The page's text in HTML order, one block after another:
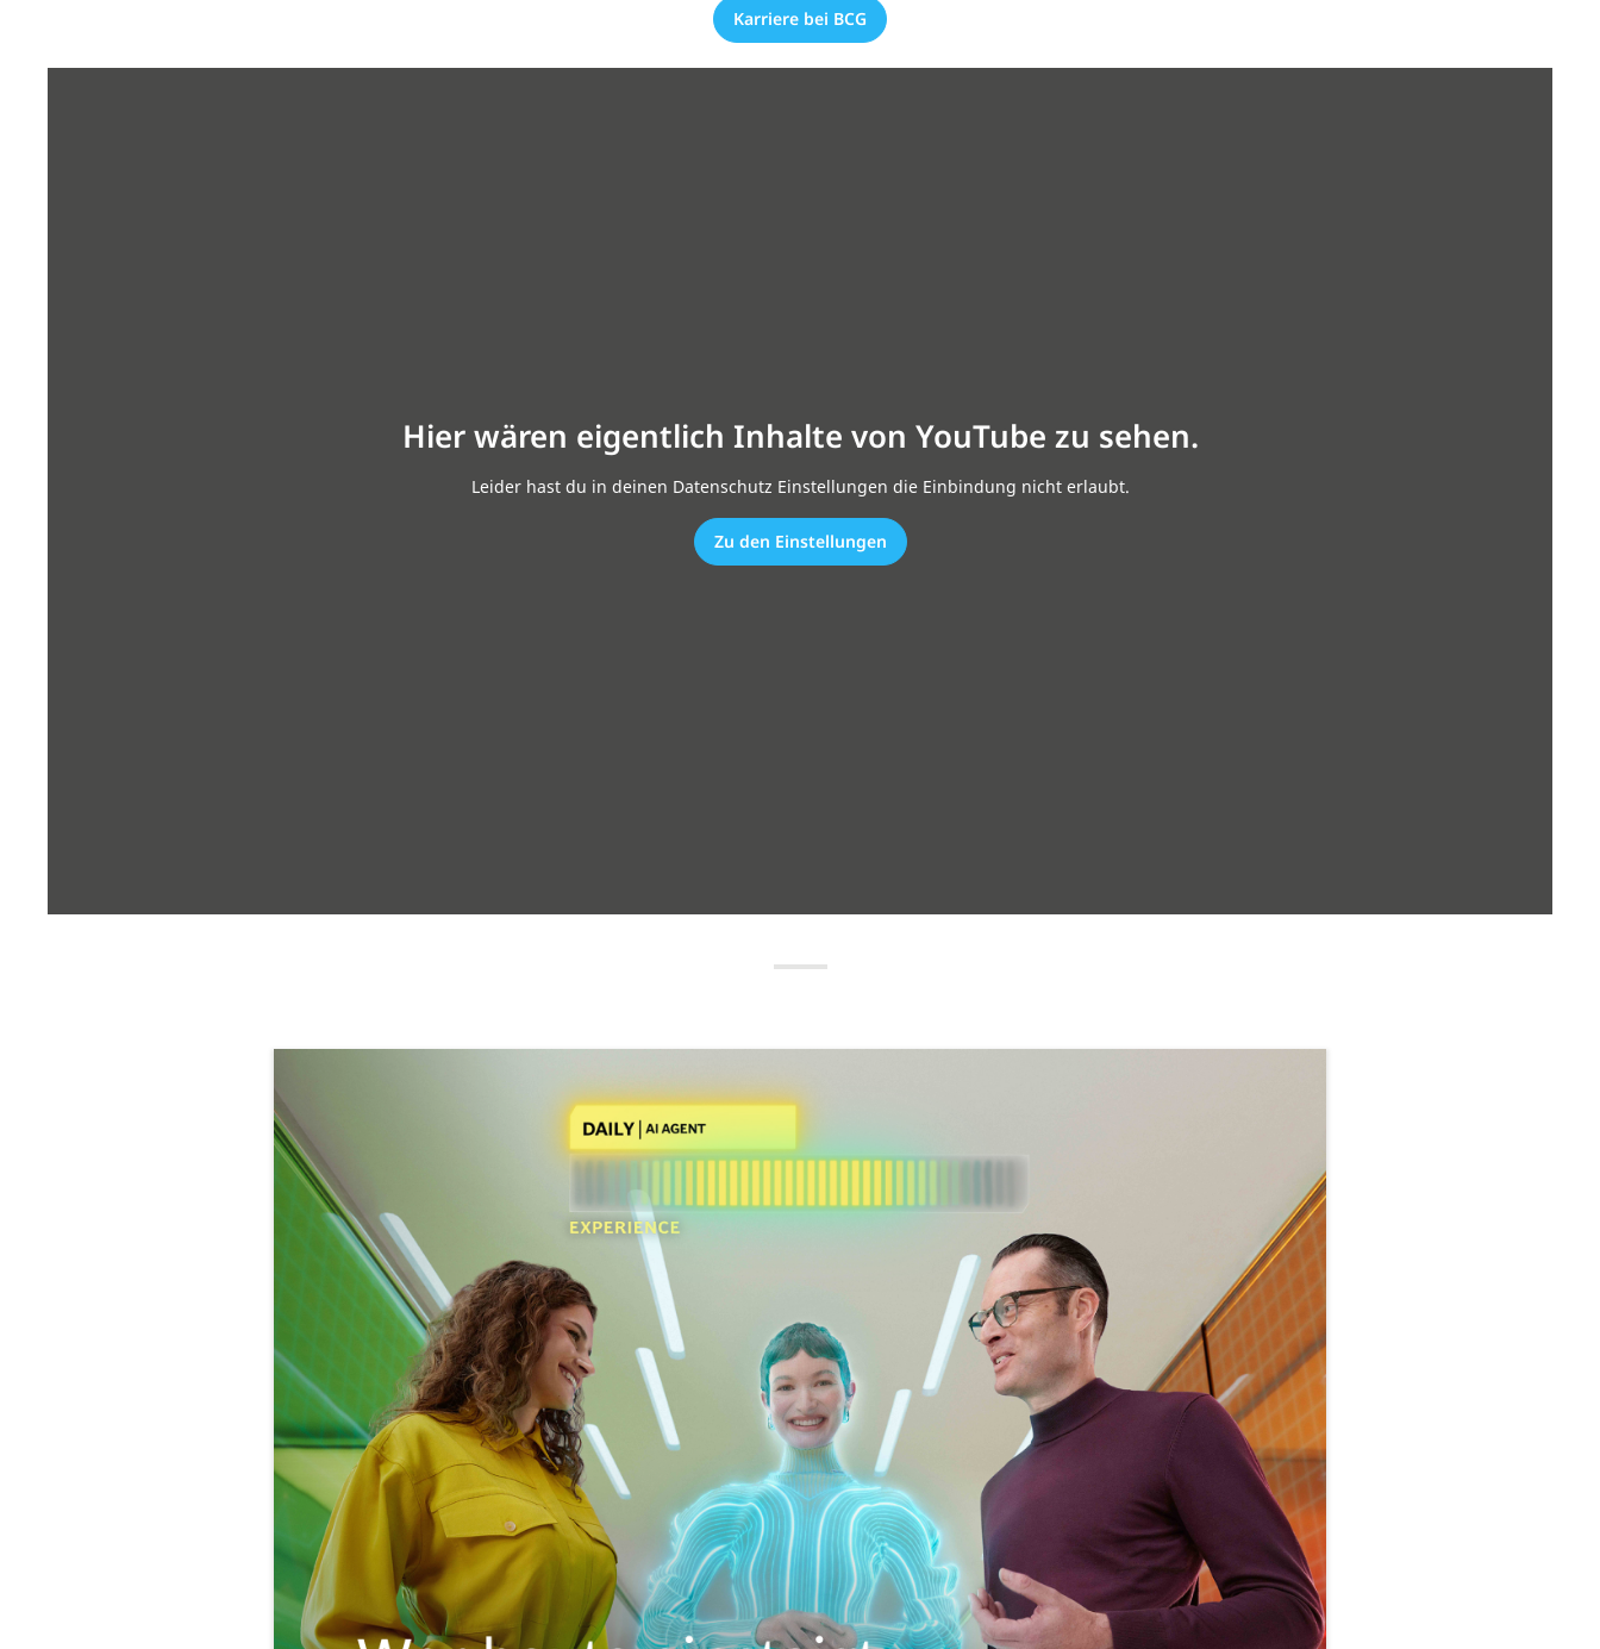
Karriere bei BCG
Hier wären eigentlich Inhalte von YouTube zu sehen.
Leider hast du in deinen Datenschutz Einstellungen die Einbindung nicht erlaubt.
Zu den Einstellungen